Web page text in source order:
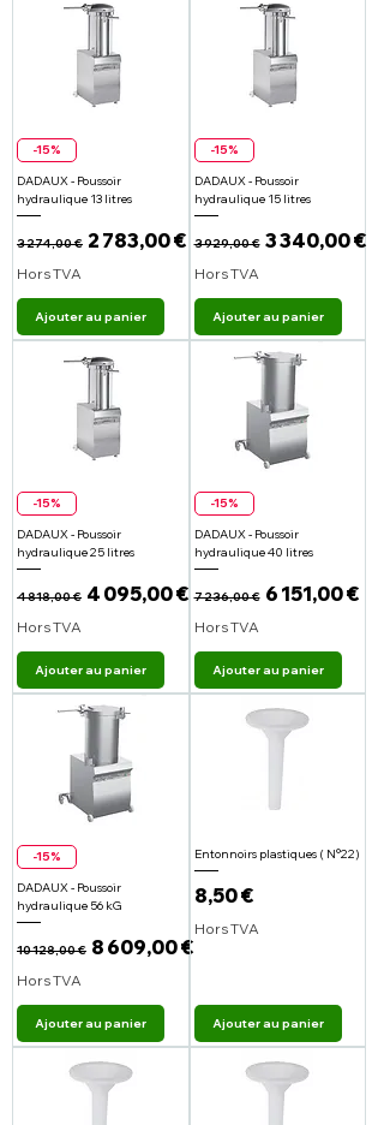
-15%
DADAUX - Poussoir
hydraulique 13 litres
Prix original
3 274,00 € Prix promotionnel
2 783,00 €
Hors TVA
Ajouter au panier
-15%
DADAUX - Poussoir
hydraulique 15 litres
Prix original
3 929,00 € Prix
3 340,00 €
Hors TVA
Ajouter au panier
-15%
DADAUX - Poussoir
hydraulique 25 litres
Prix original
4 818,00 € Prix promotionnel
4 095,00 €
Hors TVA
Ajouter au panier
-15%
DADAUX - Poussoir
hydraulique 40 litres
Prix original
7 236,00 € Prix
6 151,00 €
Hors TVA
Ajouter au panier
-15%
DADAUX - Poussoir
hydraulique 56 kG
Prix original
10 128,00 € Prix promotionnel
8 609,00 €
Hors TVA
Ajouter au panier
Entonnoirs plastiques ( N°22)
Prix
8,50 €
Hors TVA
Ajouter au panier